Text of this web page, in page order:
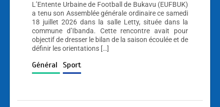
L’Entente Urbaine de Football de Bukavu (EUFBUK)
a tenu son Assemblée générale ordinaire ce samedi
18 juillet 2026 dans la salle Letty, située dans la
commune d’Ibanda. Cette rencontre avait pour
objectif de dresser le bilan de la saison écoulée et de
définir les orientations […]
Général Sport